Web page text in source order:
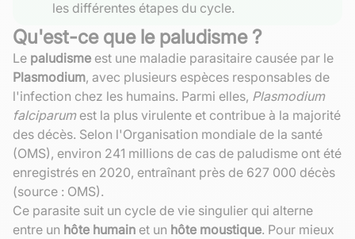
les différentes étapes du cycle.
Qu'est-ce que le paludisme ?
Le paludisme est une maladie parasitaire causée par le
Plasmodium, avec plusieurs espèces responsables de
l'infection chez les humains. Parmi elles, Plasmodium
falciparumest la plus virulente et contribue à la majorité
des décès. Selon l'Organisation mondiale de la santé
(OMS), environ 241 millions de cas de paludisme ont été
enregistrés en 2020, entraînant près de 627 000 décès
(source : OMS).
Ce parasite suit un cycle de vie singulier qui alterne
entre un hôte humain et un hôte moustique. Pour mieux